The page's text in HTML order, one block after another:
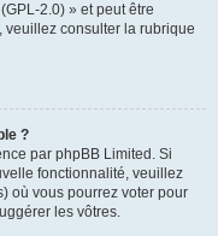
2.0) » et peut être
veuillez consulter la rubrique
?
par phpBB Limited. Si
fonctionnalité, veuillez
où vous pourrez voter pour
les vôtres.